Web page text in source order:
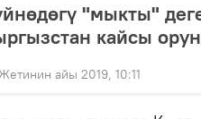
"мыкты"
кайсы
айы 2019, 10:11